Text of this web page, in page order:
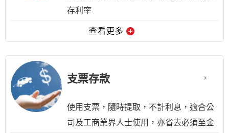
存利率
(3)每月結算一次
預約開戶
查看更多
支票存款
使用支票，隨時提取，不計利息，適合公
司及工商業界人士使用，亦省去必須至金